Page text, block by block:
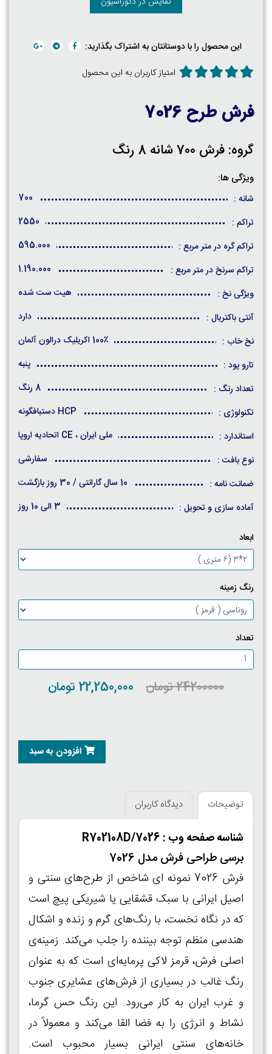
این محصول را با دوستانتان به اشتراک بگذارید:
امتیاز کاربران به این محصول
فرش طرح 7026
گروه: فرش 700 شانه 8 رنگ
ویژگی ها:
شانه :
700
تراکم :
2550
تراکم گره در متر مربع :
595.000
تراکم سرنخ در متر مربع :
1.190.000
ویژگی نخ :
هیت ست شده
آنتی باکتریال :
دارد
نخ خاب :
100٪ اکریلیک درالون آلمان
تارو پود :
پنبه
تعداد رنگ :
8 رنگ
تکنولوژی :
HCP دستبافگونه
استاندارد :
ملی ایران ، CE اتحادیه اروپا
نوع بافت :
سفارشی
ضمانت نامه :
10 سال گارانتی / 30 روز بازگشت
آماده سازی و تحویل :
3 الی 10 روز
ابعاد
رنگ زمینه
تعداد
24200000 تومان 22,250,000 تومان
افزودن به سبد
توضیحات دیدگاه کاربران
شناسه صفحه وب : R702108D/7026
برسی طراحی فرش مدل 7026
فرش 7026 نمونه ای شاخص از طرح‌های سنتی و
اصیل ایرانی با سبک قشقایی یا شیریکی‌ پیچ است
که در نگاه نخست، با رنگ‌های گرم و زنده و اشکال
هندسی منظم توجه بیننده را جلب می‌کند. زمینه‌ی
اصلی فرش، قرمز لاکی پرمایه‌ای است که به عنوان
رنگ غالب در بسیاری از فرش‌های عشایری جنوب
و غرب ایران به کار می‌رود. این رنگ حس گرما،
نشاط و انرژی را به فضا القا می‌کند و معمولاً در
خانه‌های سنتی ایرانی بسیار محبوب است.